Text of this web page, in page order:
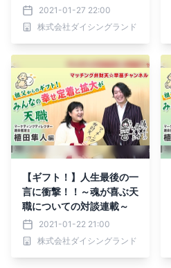
ての対談連載～
2021-01-27 22:00
株式会社ダイシングランド
【ギフト！】人生最後の一
言に衝撃！！～魂が喜ぶ天
職についての対談連載～
2021-01-22 21:00
株式会社ダイシングランド